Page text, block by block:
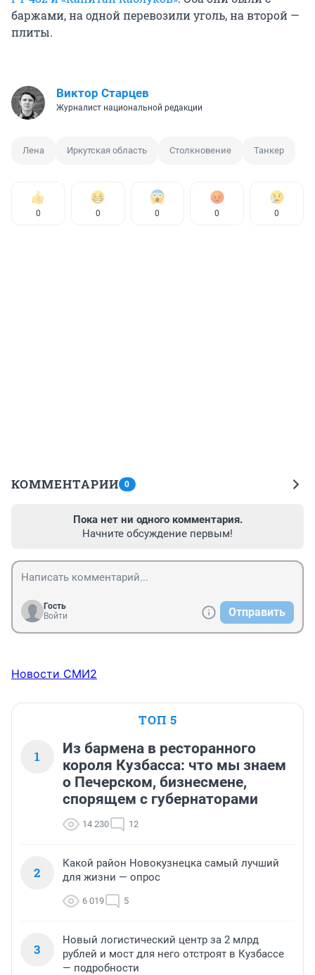
баржами, на одной перевозили уголь, на второй —
плиты.
Виктор Старцев
Журналист национальной редакции
Лена Иркутская область Столкновение Танкер
0 0 0 0 0
КОММЕНТАРИИ 0
Пока нет ни одного комментария.
Начните обсуждение первым!
Гость
Войти
Отправить
Новости СМИ2
ТОП 5
1
Из бармена в ресторанного
короля Кузбасса: что мы знаем
о Печерском, бизнесмене,
спорящем с губернаторами
14 230 12
2
Какой район Новокузнецка самый лучший
для жизни — опрос
6 019 5
3
Новый логистический центр за 2 млрд
рублей и мост для него отстроят в Кузбассе
— подробности